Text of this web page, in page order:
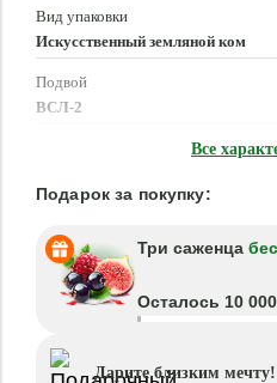
Вид упаковки
Искусственный земляной ком
Подвой
ВСЛ-2
Все
Подарок за покупку:
Три саженца
Осталось 10
Дарите близким мечту!